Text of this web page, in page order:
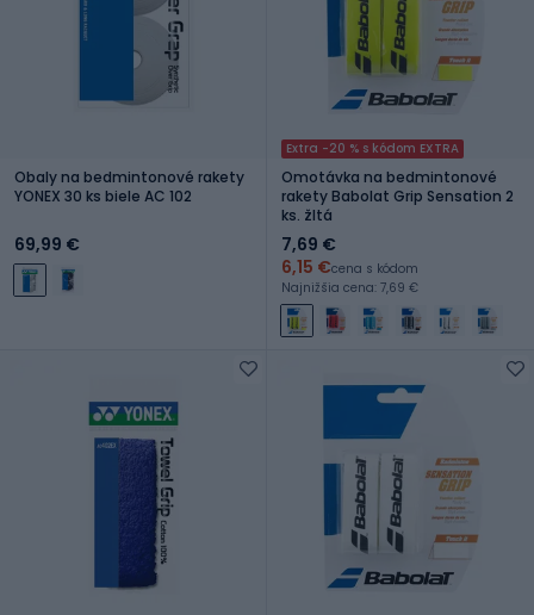
Obaly na bedmintonové rakety
YONEX 30 ks biele AC 102
69,99 €
Extra -20 % s kódom EXTRA
Omotávka na bedmintonové
rakety Babolat Grip Sensation 2
ks. žltá
7,69 €
6,15 €cena s kódom
Najnižšia cena: 7,69 €